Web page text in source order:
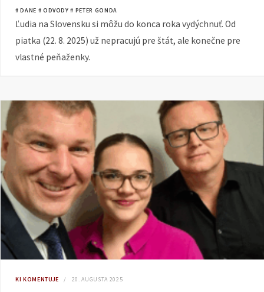
# DANE # ODVODY # PETER GONDA
Ľudia na Slovensku si môžu do konca roka vydýchnuť. Od
piatka (22. 8. 2025) už nepracujú pre štát, ale konečne pre
vlastné peňaženky.
KI KOMENTUJE 20. AUGUSTA 2025